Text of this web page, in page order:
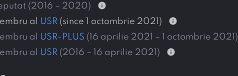
(2016 – 2020)
info
al
USR (since 1 octombrie 2021)
info
al
USR-PLUS (16 aprilie 2021 – 1 octombrie 2021)
al
USR (2016 – 16 aprilie 2021) info